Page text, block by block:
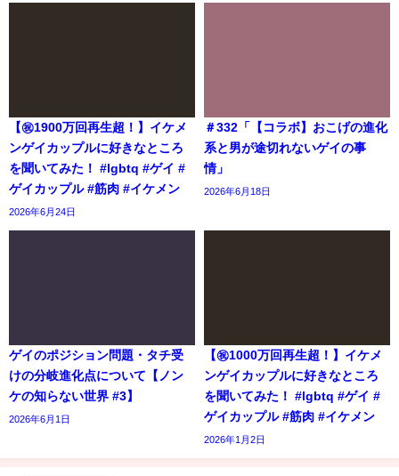
【㊗️1900万回再生超！】イケメ
ンゲイカップルに好きなところ
を聞いてみた！ #lgbtq #ゲイ #
ゲイカップル #筋肉 #イケメン
2026年6月24日
＃332「【コラボ】おこげの進化
系と男が途切れないゲイの事
情」
2026年6月18日
ゲイのポジション問題・タチ受
けの分岐進化点について【ノン
ケの知らない世界 #3】
2026年6月1日
【㊗️1000万回再生超！】イケメ
ンゲイカップルに好きなところ
を聞いてみた！ #lgbtq #ゲイ #
ゲイカップル #筋肉 #イケメン
2026年1月2日